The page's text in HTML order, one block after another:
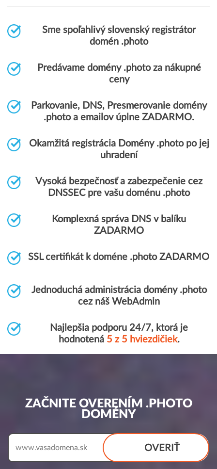
Sme spoľahlivý slovenský registrátor
domén .photo
Predávame domény .photo za nákupné
ceny
Parkovanie, DNS, Presmerovanie domény
.photo a emailov úplne ZADARMO.
Okamžitá registrácia Domény .photo po jej
uhradení
Vysoká bezpečnosť a zabezpečenie cez
DNSSEC pre vašu doménu .photo
Komplexná správa DNS v balíku
ZADARMO
SSL certifikát k doméne .photo ZADARMO
Jednoduchá administrácia domény .photo
cez náš WebAdmin
Najlepšia podporu 24/7, ktorá je
hodnotená 5 z 5 hviezdičiek.
ZAČNITE OVERENÍM .PHOTO
DOMÉNY
OVERIŤ
www.